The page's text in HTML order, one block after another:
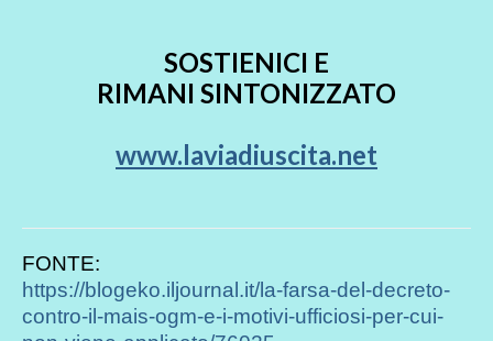
SOSTIENICI E
RIMANI SINTONIZZATO
www.laviadiuscita.net
FONTE:
https://blogeko.iljournal.it/la-farsa-del-decreto-
contro-il-mais-ogm-e-i-motivi-ufficiosi-per-cui-